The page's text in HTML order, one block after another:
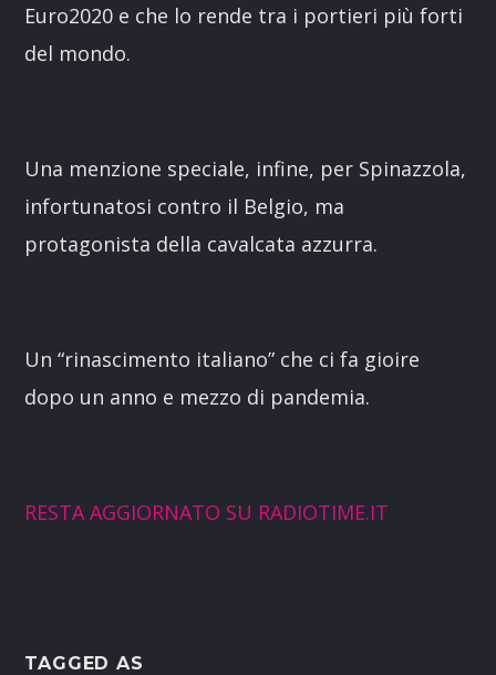
Euro2020 e che lo rende tra i portieri più forti
del mondo.
Una menzione speciale, infine, per Spinazzola,
infortunatosi contro il Belgio, ma
protagonista della cavalcata azzurra.
Un “rinascimento italiano” che ci fa gioire
dopo un anno e mezzo di pandemia.
RESTA AGGIORNATO SU RADIOTIME.IT
TAGGED AS